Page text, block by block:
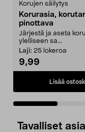
Korujen säilytys
Korurasia,
pinottava
Järjestä ja aseta
ylelliseen sa...
Laji: 25 lokeroa
9,99
Lisää
Tavalliset